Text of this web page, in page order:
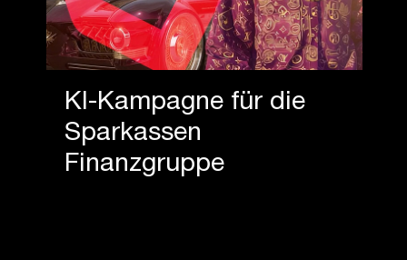
KI-Kampagne für die
Sparkassen
Finanzgruppe